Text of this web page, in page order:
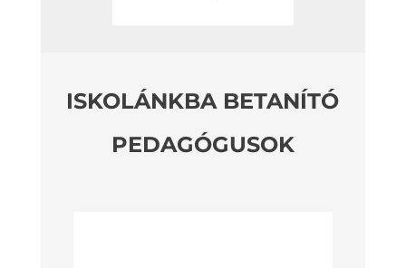
ISKOLÁNKBA BETANÍTÓ
PEDAGÓGUSOK